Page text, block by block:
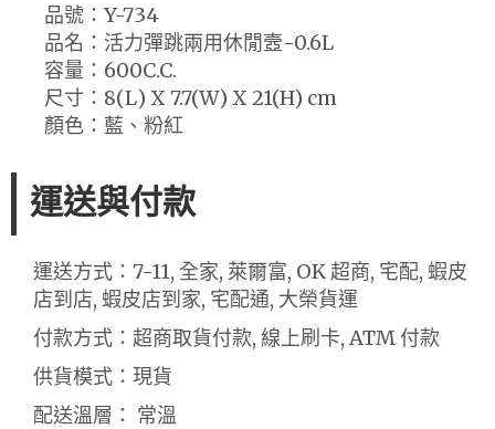
品號：Y-734
品名：活力彈跳兩用休閒壼-0.6L
容量：600C.C.
尺寸：8(L) X 7.7(W) X 21(H) cm
顏色：藍、粉紅
運送與付款
運送方式：7-11, 全家, 萊爾富, OK 超商, 宅配, 蝦皮
店到店, 蝦皮店到家, 宅配通, 大榮貨運
付款方式：超商取貨付款, 線上刷卡, ATM 付款
供貨模式：現貨
配送溫層： 常溫